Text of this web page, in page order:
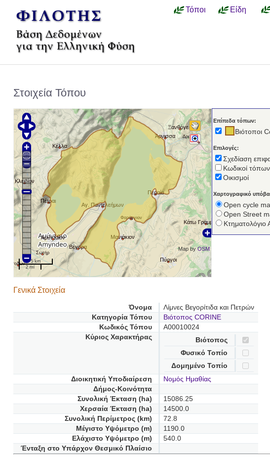
Τόποι Είδη
Στοιχεία Τόπου
Ξανθόγεια
Άρνισσα
Δροσιά
Κέλλα
Κλειδίον
Περαία
Πέτραι
Αγ. Παντελεήμων
Φαράγγιον
Κάτω Γραμματικόν
Αμύνταιον
Μανιάκιον
Βέγορα
Σωτήρ
Πύργοι
Ροδών
Map byOSM
5 km
2 mi
Επίπεδα τόπων:
Βιότοποι
Επιλογές:
Σχεδίαση
Κωδικοί τόπων
Οικισμοί
Χαρτογραφικό
Open cycle
Open Street
Κτηματολόγιο
Γενικά Στοιχεία
Όνομα
Λίμνες Βεγορίτιδα και Πετρών
Κατηγορία Τόπου
Βιότοπος CORINE
Κωδικός Τόπου
A00010024
Κύριος Χαρακτήρας
Βιότοπος
Φυσικό Τοπίο
Δομημένο Τοπίο
Διοικητική Υποδιαίρεση
Νομός Ημαθίας
Δήμος-Κοινότητα
Συνολική Έκταση (ha)
15086.25
Χερσαία Έκταση (ha)
14500.0
Συνολική Περίμετρος (km)
72.8
Μέγιστο Υψόμετρο (m)
1190.0
Ελάχιστο Υψόμετρο (m)
540.0
Ένταξη στο Υπάρχον Θεσμικό Πλαίσιο